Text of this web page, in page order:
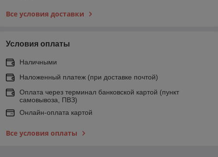
Все условия доставки
Условия оплаты
Наличными
Наложенный платеж (при доставке почтой)
Оплата через терминал банковской картой (пункт
самовывоза, ПВЗ)
Онлайн-оплата картой
Все условия оплаты